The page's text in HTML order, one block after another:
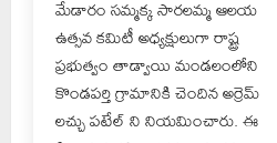
మేడారం సమ్మక్క సారలమ్మ ఆలయ
ఉత్సవ కమిటీ అధ్యక్షులుగా రాష్ట్ర
ప్రభుత్వం తాడ్వాయి మండలంలోని
కొండపర్తి గ్రామానికి చెందిన అర్రెమ్
లచ్చు పటేల్ ని నియమించారు. ఈ